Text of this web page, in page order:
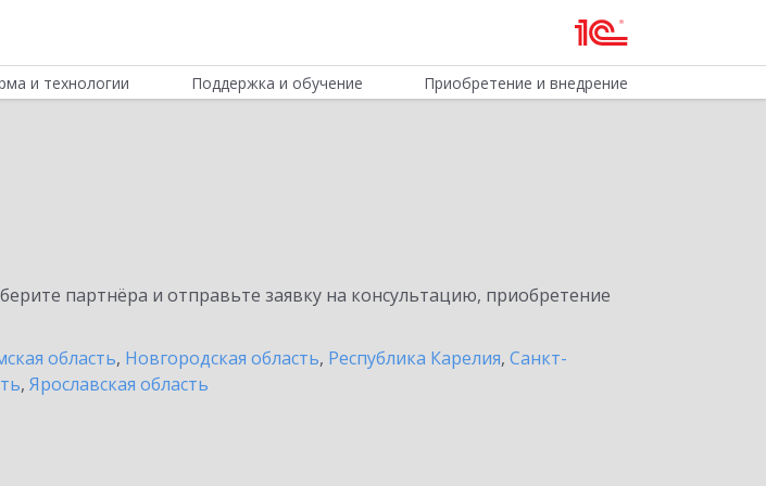
и технологии Поддержка и обучение Приобретение и внедрение
партнёра и отправьте заявку на консультацию, приобретение
область, Новгородская область, Республика Карелия, Санкт-
, Ярославская область